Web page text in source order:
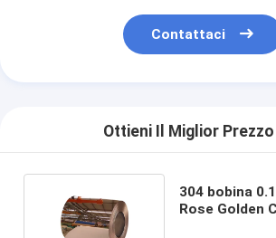
Contattaci
Ottieni Il Miglior
304 bobina
Rose Golden